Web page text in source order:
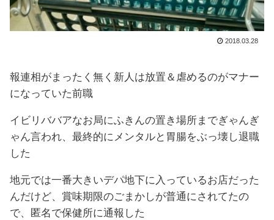
2018.03.28
報連相がまったく無く新人は放置＆虐めるのがマナー
になっていた前職
イビリババアなお局にふきんの置き場所までぎゃんぎ
ゃん言われ、最終的にメンタルと胃腸をぶっ壊し退職
した
地元では一番大きいデパ地下に入っているお店だった
んだけど、賞味期限のごまかしが普通にされてたの
で、匿名で保健所に通報した